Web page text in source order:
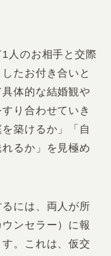
人のお相手と交際
たお付き合いと
体的な結婚観や
り合わせていき
築けるか」「自
るか」を見極め
には、両人が所
ンセラー）に報
。これは、仮交